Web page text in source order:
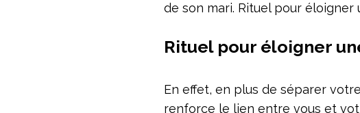
de son mari. Rituel pour
Rituel pour éloigner
En effet, en plus de séparer
renforce le lien entre vous et